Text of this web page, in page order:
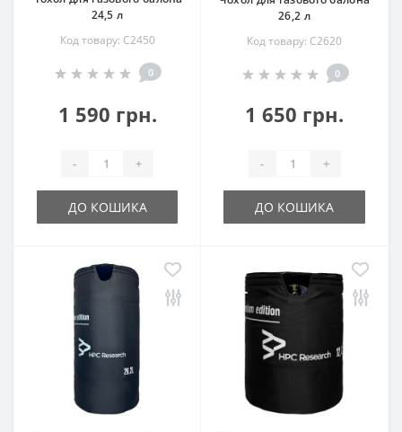
24,5 л
Код товару: C2450
0
1 590 грн.
- +
ДО КОШИКА
26,2 л
Код товару: C2620
0
1 650 грн.
- +
ДО КОШИКА